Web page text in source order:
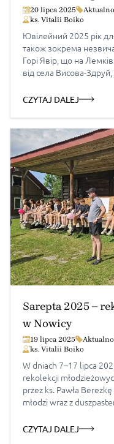
20 lipca 2025
ks. Vitalii Boiko
Ювілейний 2025 рік
також зокрема
Горі Явір, що на
від села Висова-
джерела пишуть:
CZYTAJ DALEJ
Sarepta 2025 –
w Nowicy
19 lipca 2025
ks. Vitalii Boiko
W dniach 7–17 lipca
rekolekcji
przez ks. Pawła
młodzi wraz z
Cerkwi. Modlitwa jako
CZYTAJ DALEJ